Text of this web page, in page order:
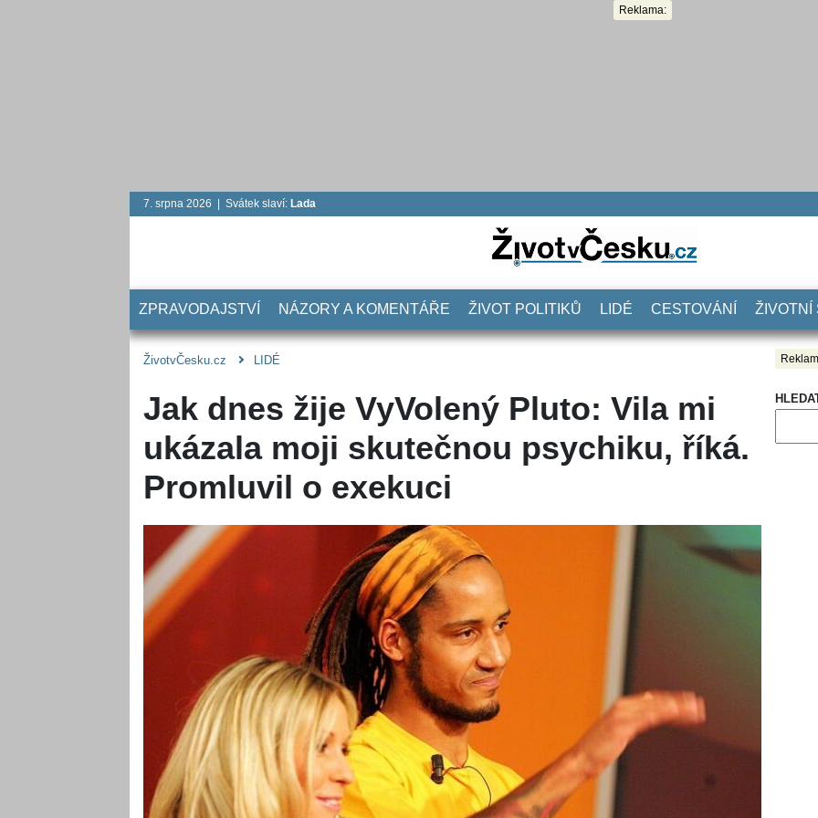
Reklama:
7. srpna 2026 | Svátek slaví: Lada
ZPRAVODAJSTVÍ NÁZORY A KOMENTÁŘE ŽIVOT POLITIKŮ LIDÉ CESTOVÁNÍ ŽIVOTNÍ
ŽivotvČesku.cz LIDÉ
Jak dnes žije VyVolený Pluto: Vila mi
ukázala moji skutečnou psychiku, říká.
Promluvil o exekuci